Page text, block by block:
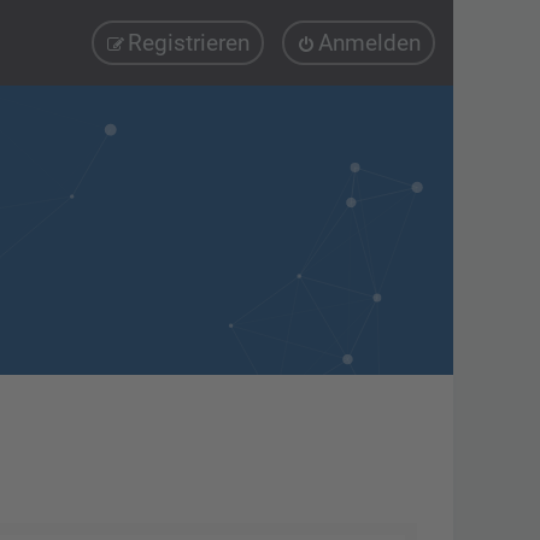
Anmelden
Registrieren